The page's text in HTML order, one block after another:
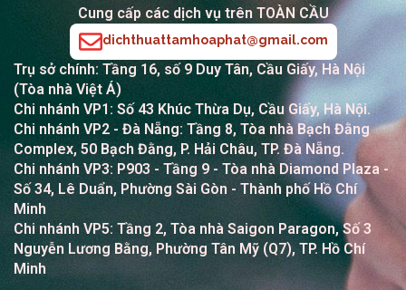
Cung cấp các dịch vụ trên TOÀN CẦU
dichthuattamhoaphat@gmail.com
Trụ sở chính: Tầng 16, số 9 Duy Tân, Cầu Giấy, Hà Nội
(Tòa nhà Việt Á)
Chi nhánh VP1: Số 43 Khúc Thừa Dụ, Cầu Giấy, Hà Nội.
Chi nhánh VP2 - Đà Nẵng: Tầng 8, Tòa nhà Bạch Đằng
Complex, 50 Bạch Đằng, P. Hải Châu, TP. Đà Nẵng.
Chi nhánh VP3: P903 - Tầng 9 - Tòa nhà Diamond Plaza -
Số 34, Lê Duẩn, Phường Sài Gòn - Thành phố Hồ Chí
Minh
Chi nhánh VP5: Tầng 2, Tòa nhà Saigon Paragon, Số 3
Nguyễn Lương Bằng, Phường Tân Mỹ (Q7), TP. Hồ Chí
Minh